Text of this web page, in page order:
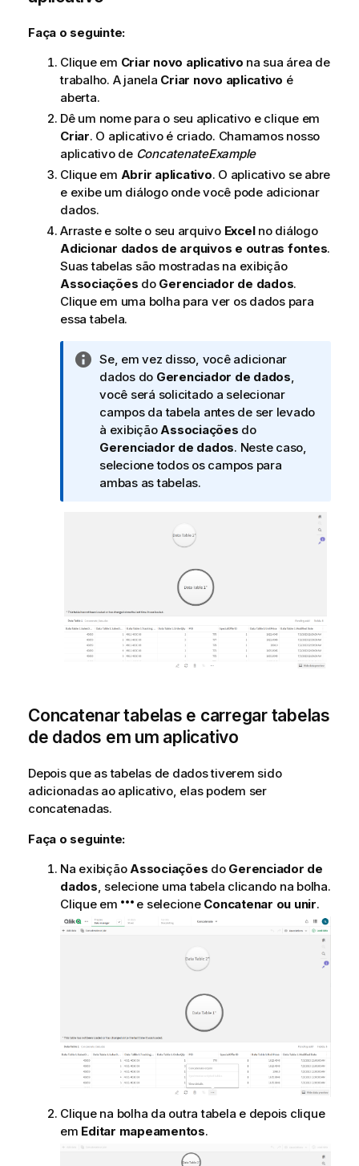
Faça o seguinte:
Clique em Criar novo aplicativo na sua área de
trabalho. A janela Criar novo aplicativo é
aberta.
Dê um nome para o seu aplicativo e clique em
Criar. O aplicativo é criado. Chamamos nosso
aplicativo de ConcatenateExample
Clique em Abrir aplicativo. O aplicativo se abre
e exibe um diálogo onde você pode adicionar
dados.
Arraste e solte o seu arquivo Excelno diálogo
Adicionar dados de arquivos e outras fontes.
Suas tabelas são mostradas na exibição
Associações do Gerenciador de dados.
Clique em uma bolha para ver os dados para
essa tabela.
N
o
t
a
i
n
f
o
Se, em vez disso, você adicionar
dados do Gerenciador de dados,
você será solicitado a selecionar
campos da tabela antes de ser levado
à exibiçãoAssociações do
Gerenciador de dados. Neste caso,
selecione todos os campos para
ambas as tabelas.
Concatenar tabelas e carregar tabelas
de dados em um aplicativo
Depois que as tabelas de dados tiverem sido
adicionadas ao aplicativo, elas podem ser
concatenadas.
Faça o seguinte:
Na exibição Associações do Gerenciador de
dados , selecione uma tabela clicando na bolha.
Clique em
e selecione Concatenar ou unir.
Clique na bolha da outra tabela e depois clique
em Editar mapeamentos.